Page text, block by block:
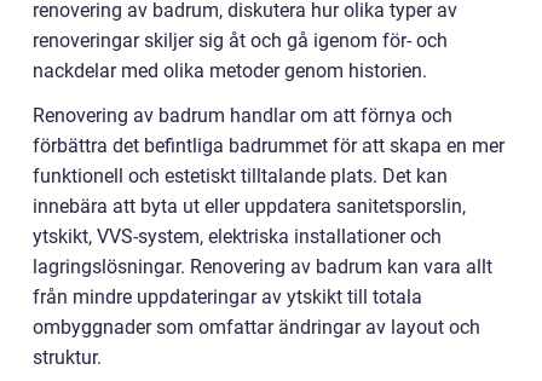
renovering av badrum, diskutera hur olika typer av
renoveringar skiljer sig åt och gå igenom för- och
nackdelar med olika metoder genom historien.
Renovering av badrum handlar om att förnya och
förbättra det befintliga badrummet för att skapa en mer
funktionell och estetiskt tilltalande plats. Det kan
innebära att byta ut eller uppdatera sanitetsporslin,
ytskikt, VVS-system, elektriska installationer och
lagringslösningar. Renovering av badrum kan vara allt
från mindre uppdateringar av ytskikt till totala
ombyggnader som omfattar ändringar av layout och
struktur.